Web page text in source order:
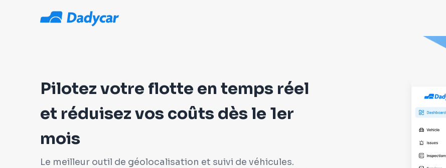
Pilotez votre flotte en temps réel
et réduisez vos coûts dès le 1er
mois
Le meilleur outil de géolocalisation et suivi de véhicules.